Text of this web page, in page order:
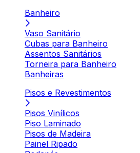
Banheiro
Vaso Sanitário
Cubas para Banheiro
Assentos Sanitários
Torneira para Banheiro
Banheiras
Pisos e Revestimentos
Pisos Vinílicos
Piso Laminado
Pisos de Madeira
Painel Ripado